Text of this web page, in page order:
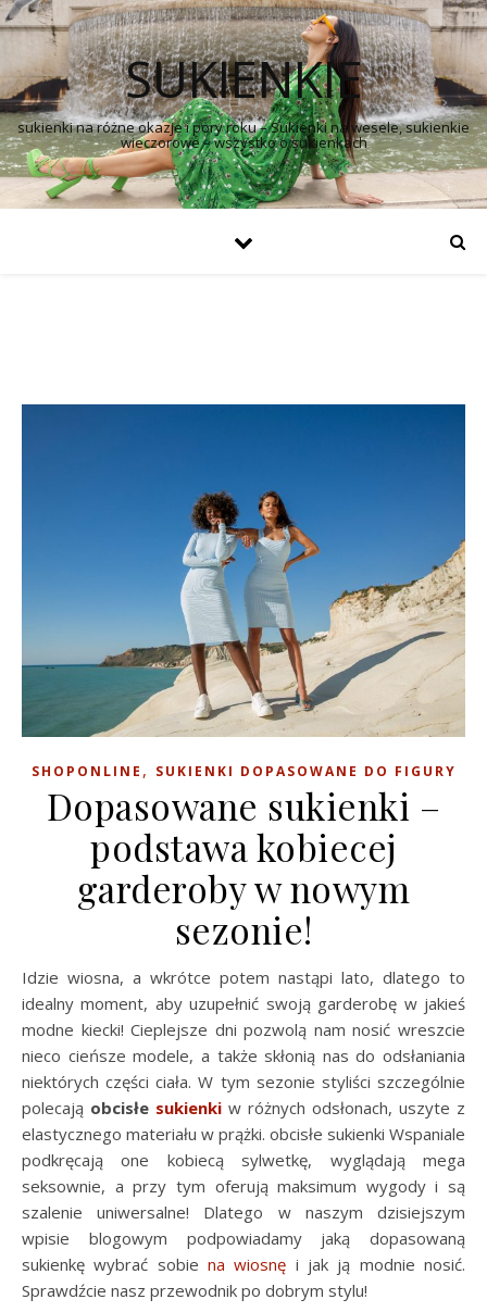
SUKIENKIE
sukienki na różne okazje i pory roku – Sukienki na wesele, sukienkie
wieczorowe – wszystko o sukienkach
SHOPONLINE , SUKIENKI DOPASOWANE DO FIGURY
Dopasowane sukienki –
podstawa kobiecej
garderoby w nowym
sezonie!
Idzie wiosna, a wkrótce potem nastąpi lato, dlatego to
idealny moment, aby uzupełnić swoją garderobę w jakieś
modne kiecki! Cieplejsze dni pozwolą nam nosić wreszcie
nieco cieńsze modele, a także skłonią nas do odsłaniania
niektórych części ciała. W tym sezonie styliści szczególnie
polecają obcisłe sukienki w różnych odsłonach, uszyte z
elastycznego materiału w prążki. obcisłe sukienki Wspaniale
podkręcają one kobiecą sylwetkę, wyglądają mega
seksownie, a przy tym oferują maksimum wygody i są
szalenie uniwersalne! Dlatego w naszym dzisiejszym
wpisie blogowym podpowiadamy jaką dopasowaną
sukienkę wybrać sobie na wiosnę i jak ją modnie nosić.
Sprawdźcie nasz przewodnik po dobrym stylu!